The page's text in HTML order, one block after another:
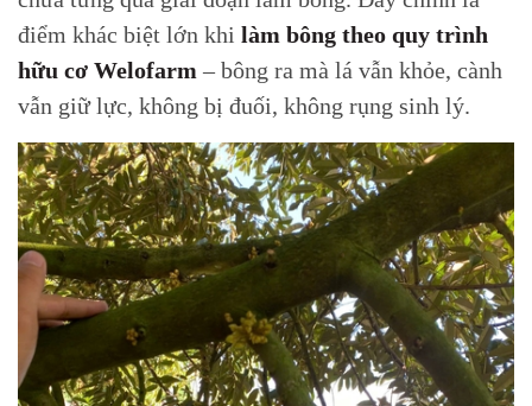
điểm khác biệt lớn khi làm bông theo quy trình
hữu cơ Welofarm – bông ra mà lá vẫn khỏe, cành
vẫn giữ lực, không bị đuối, không rụng sinh lý.